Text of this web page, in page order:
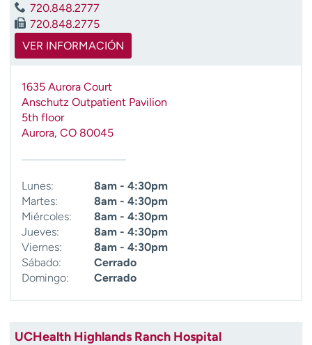
a
720.848.2777
720.848.2775
VER INFORMACIÓN
1635 Aurora Court
Anschutz Outpatient Pavilion
5th floor
Aurora, CO 80045
Lunes:
8am - 4:30pm
Martes:
8am - 4:30pm
Miércoles:
8am - 4:30pm
Jueves:
8am - 4:30pm
Viernes:
8am - 4:30pm
Sábado:
Cerrado
Domingo:
Cerrado
UCHealth Highlands Ranch Hospital